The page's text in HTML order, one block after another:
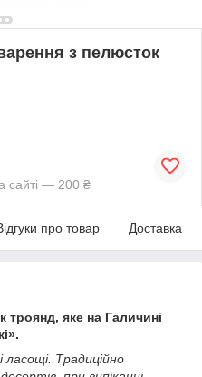
з пелюсток
сайті — 200 ₴
про товар Доставка
яке на Галичині
ласощі. Традиційно